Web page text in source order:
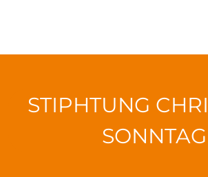
STIPHTUNG
SONNTAG